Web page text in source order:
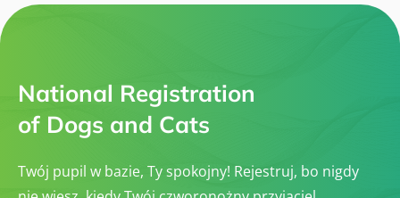
National Registration
of Dogs and Cats
Twój pupil w bazie, Ty spokojny! Rejestruj, bo nigdy